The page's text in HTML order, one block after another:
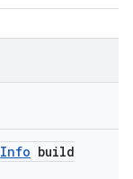
Info build